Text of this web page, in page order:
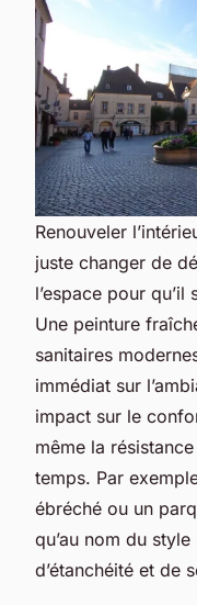
Renouveler
juste changer de
l’espace pour
Une peinture
sanitaires
immédiat sur
impact sur le
même la
temps. Par
ébréché ou un
qu’au nom du
d’étanchéité et de